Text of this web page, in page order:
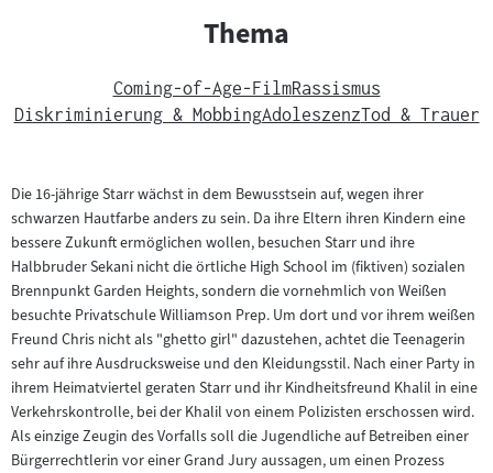
Thema
Coming-of-Age-FilmRassismus
Diskriminierung & MobbingAdoleszenzTod & Trauer
Die 16-jährige Starr wächst in dem Bewusstsein auf, wegen ihrer
schwarzen Hautfarbe anders zu sein. Da ihre Eltern ihren Kindern eine
bessere Zukunft ermöglichen wollen, besuchen Starr und ihre
Halbbruder Sekani nicht die örtliche High School im (fiktiven) sozialen
Brennpunkt Garden Heights, sondern die vornehmlich von Weißen
besuchte Privatschule Williamson Prep. Um dort und vor ihrem weißen
Freund Chris nicht als "ghetto girl" dazustehen, achtet die Teenagerin
sehr auf ihre Ausdrucksweise und den Kleidungsstil. Nach einer Party in
ihrem Heimatviertel geraten Starr und ihr Kindheitsfreund Khalil in eine
Verkehrskontrolle, bei der Khalil von einem Polizisten erschossen wird.
Als einzige Zeugin des Vorfalls soll die Jugendliche auf Betreiben einer
Bürgerrechtlerin vor einer Grand Jury aussagen, um einen Prozess